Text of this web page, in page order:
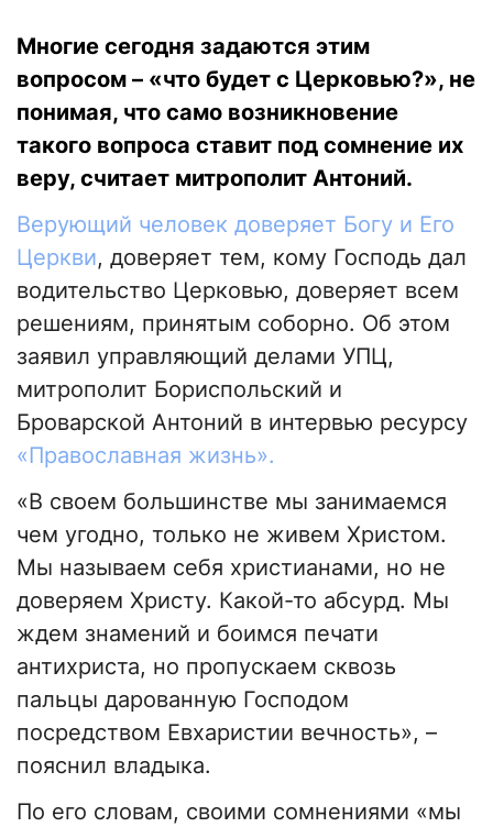
Многие сегодня задаются этим
вопросом – «что будет с Церковью?», не
понимая, что само возникновение
такого вопроса ставит под сомнение их
веру, считает митрополит Антоний.
Верующий человек доверяет Богу и Его
Церкви, доверяет тем, кому Господь дал
водительство Церковью, доверяет всем
решениям, принятым соборно. Об этом
заявил управляющий делами УПЦ,
митрополит Бориспольский и
Броварской Антоний в интервью ресурсу
«Православная жизнь».
«В своем большинстве мы занимаемся
чем угодно, только не живем Христом.
Мы называем себя христианами, но не
доверяем Христу. Какой-то абсурд. Мы
ждем знамений и боимся печати
антихриста, но пропускаем сквозь
пальцы дарованную Господом
посредством Евхаристии вечность», –
пояснил владыка.
По его словам, своими сомнениями «мы